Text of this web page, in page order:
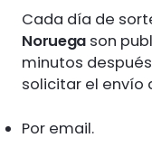
Cada día de
Noruega son
minutos
solicitar el envío
Por email.